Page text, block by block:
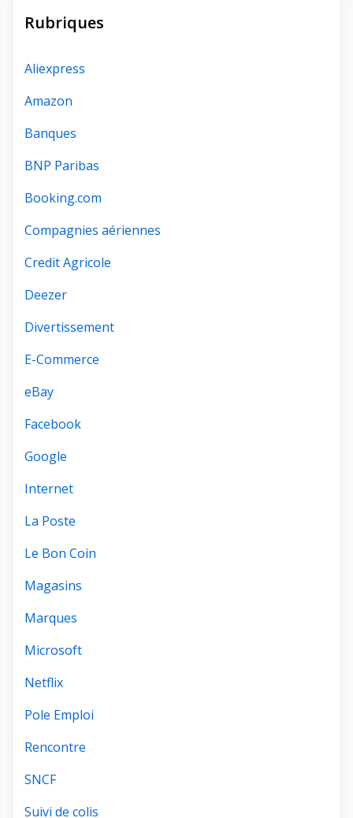
Rubriques
Aliexpress
Amazon
Banques
BNP Paribas
Booking.com
Compagnies aériennes
Credit Agricole
Deezer
Divertissement
E-Commerce
eBay
Facebook
Google
Internet
La Poste
Le Bon Coin
Magasins
Marques
Microsoft
Netflix
Pole Emploi
Rencontre
SNCF
Suivi de colis